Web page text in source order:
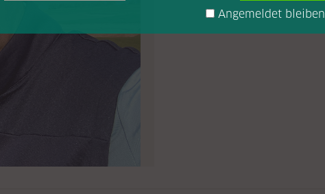
Angemeldet bleiben